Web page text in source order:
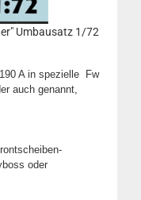
Umbausatz 1/72
A in spezielle Fw
auch genannt,
oder